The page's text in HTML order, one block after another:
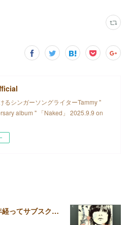
るシンガーソングライターTammy "
album " 「Naked」 2025.9.9 on
⭐️Gypsy(3rd Album)が20年経ってサブスクで配信されました♪